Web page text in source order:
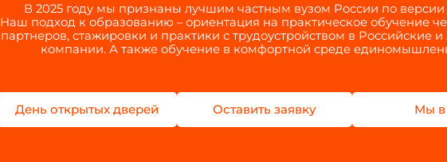
В 2025 году мы признаны лучшим частным вузом России по
Наш подход к образованию – ориентация на практическое обучение
партнеров, стажировки и практики с трудоустройством в Российские
компании. А также обучение в комфортной среде
День открытых дверей Оставить заявку Мы в